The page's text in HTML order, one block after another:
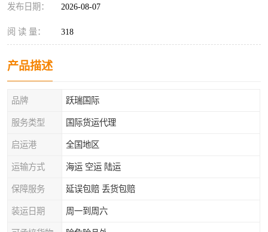
发布日期： 2026-08-07
阅 读 量： 318
产品描述
品牌 跃瑞国际
服务类型 国际货运代理
启运港 全国地区
运输方式 海运 空运 陆运
保障服务 延误包赔 丢货包赔
装运日期 周一到周六